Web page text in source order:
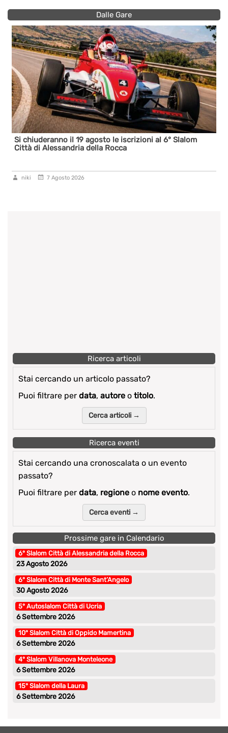
Dalle Gare
Si chiuderanno il 19 agosto le iscrizioni al 6° Slalom
Città di Alessandria della Rocca
niki 7 Agosto 2026
Ricerca articoli
Stai cercando un articolo passato?
Puoi filtrare per data, autore o titolo.
Cerca articoli →
Ricerca eventi
Stai cercando una cronoscalata o un evento
passato?
Puoi filtrare per data, regione o nome evento.
Cerca eventi →
Prossime gare in Calendario
6° Slalom Città di Alessandria della Rocca
23 Agosto 2026
6° Slalom Città di Monte Sant’Angelo
30 Agosto 2026
5° Autoslalom Città di Ucria
6 Settembre 2026
10° Slalom Città di Oppido Mamertina
6 Settembre 2026
4° Slalom Villanova Monteleone
6 Settembre 2026
15° Slalom della Laura
6 Settembre 2026